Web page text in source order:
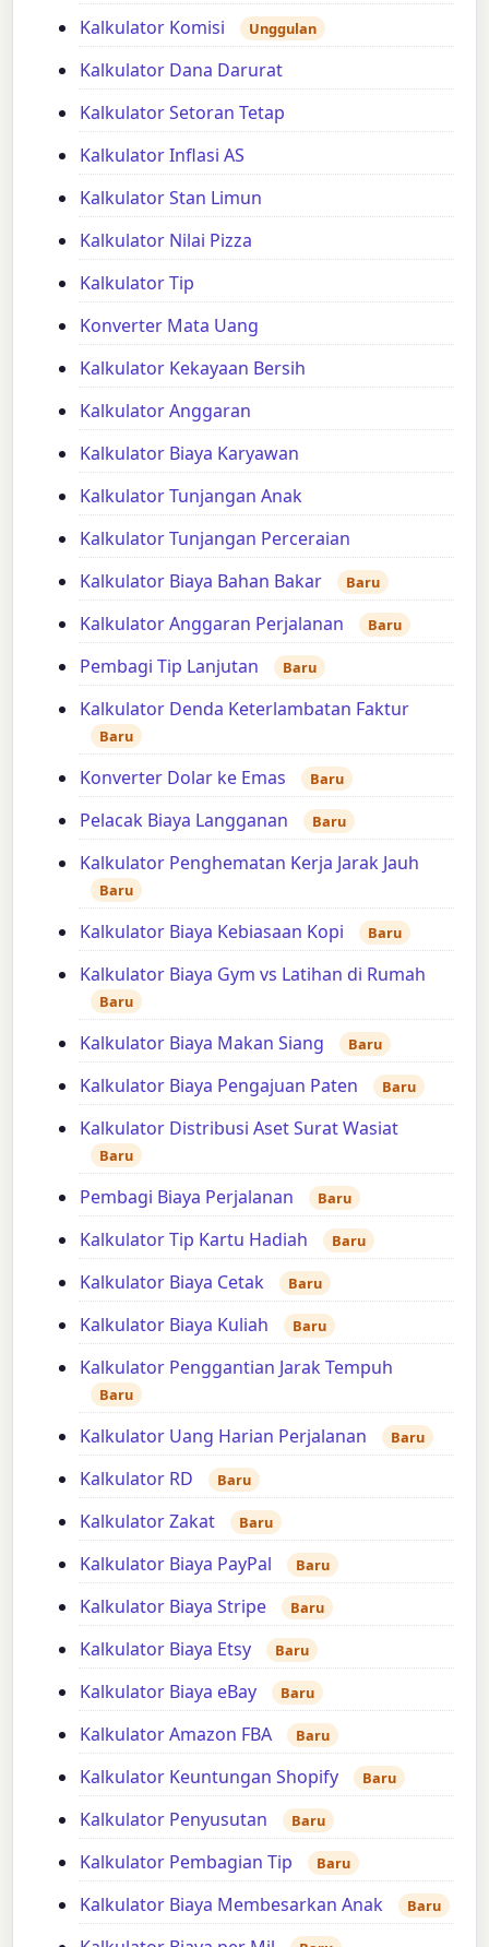
Kalkulator Komisi
Unggulan
Kalkulator Dana Darurat
Kalkulator Setoran Tetap
Kalkulator Inflasi AS
Kalkulator Stan Limun
Kalkulator Nilai Pizza
Kalkulator Tip
Konverter Mata Uang
Kalkulator Kekayaan Bersih
Kalkulator Anggaran
Kalkulator Biaya Karyawan
Kalkulator Tunjangan Anak
Kalkulator Tunjangan Perceraian
Kalkulator Biaya Bahan Bakar
Baru
Kalkulator Anggaran Perjalanan Baru
Pembagi Tip Lanjutan Baru
Kalkulator Denda Keterlambatan Faktur
Baru
Konverter Dolar ke Emas Baru
Pelacak Biaya Langganan Baru
Kalkulator Penghematan Kerja Jarak Jauh
Baru
Kalkulator Biaya Kebiasaan Kopi Baru
Kalkulator Biaya Gym vs Latihan di Rumah
Baru
Kalkulator Biaya Makan Siang Baru
Kalkulator Biaya Pengajuan Paten Baru
Kalkulator Distribusi Aset Surat Wasiat
Baru
Pembagi Biaya Perjalanan Baru
Kalkulator Tip Kartu Hadiah Baru
Kalkulator Biaya Cetak Baru
Kalkulator Biaya Kuliah Baru
Kalkulator Penggantian Jarak Tempuh
Baru
Kalkulator Uang Harian Perjalanan Baru
Kalkulator RD Baru
Kalkulator Zakat Baru
Kalkulator Biaya PayPal Baru
Kalkulator Biaya Stripe Baru
Kalkulator Biaya Etsy Baru
Kalkulator Biaya eBay Baru
Kalkulator Amazon FBA Baru
Kalkulator Keuntungan Shopify Baru
Kalkulator Penyusutan Baru
Kalkulator Pembagian Tip Baru
Kalkulator Biaya Membesarkan Anak Baru